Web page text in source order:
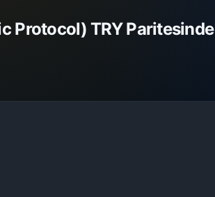
Protocol) TRY Paritesinde